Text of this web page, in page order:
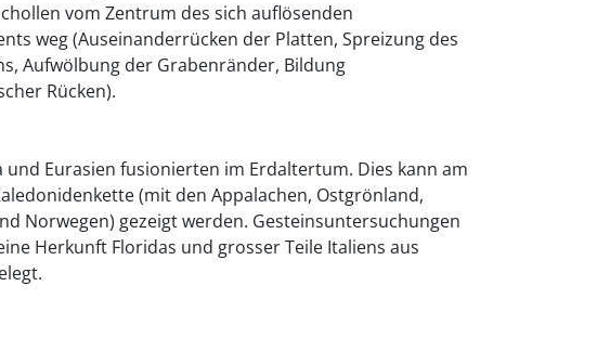
vom Zentrum des sich auflösenden
weg (Auseinanderrücken der Platten, Spreizung des
Aufwölbung der Grabenränder, Bildung
Rücken).
und Eurasien fusionierten im Erdaltertum. Dies kann am
(mit den Appalachen, Ostgrönland,
Norwegen) gezeigt werden. Gesteinsuntersuchungen
Herkunft Floridas und grosser Teile Italiens aus